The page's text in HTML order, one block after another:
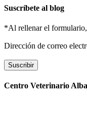
Suscríbete al blog
*Al rellenar el formulario,
Dirección de correo
Suscribir
Centro Veterinario